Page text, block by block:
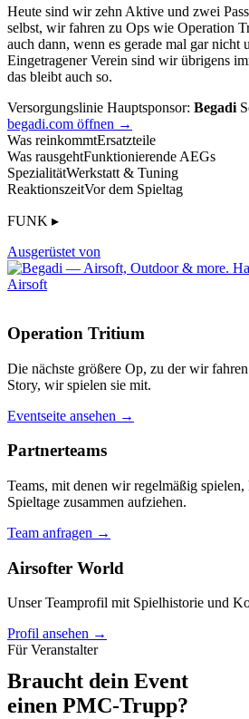
Heute sind wir zehn Aktive und zwei
selbst, wir fahren zu Ops wie Operation
auch dann, wenn es gerade mal gar nicht
Eingetragener Verein sind wir übrigens
das bleibt auch so.
Versorgungslinie Hauptsponsor: Begadi
begadi.com öffnen →
Was reinkommtErsatzteile
Was rausgehtFunktionierende AEGs
SpezialitätWerkstatt & Tuning
ReaktionszeitVor dem Spieltag
FUNK ▸
Ausgerüstet von
Operation Tritium
Die nächste größere Op, zu der wir
Story, wir spielen sie mit.
Eventseite ansehen →
Partnerteams
Teams, mit denen wir regelmäßig spielen,
Spieltage zusammen aufziehen.
Team anfragen →
Airsofter World
Unser Teamprofil mit Spielhistorie und
Profil ansehen →
Für Veranstalter
Braucht dein Event
einen PMC-Trupp?